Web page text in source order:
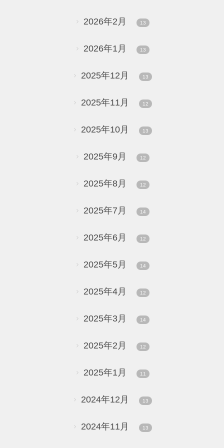
2026年2月 13
2026年1月 13
2025年12月 13
2025年11月 12
2025年10月 13
2025年9月 12
2025年8月 12
2025年7月 14
2025年6月 12
2025年5月 14
2025年4月 12
2025年3月 14
2025年2月 12
2025年1月 11
2024年12月 13
2024年11月 13